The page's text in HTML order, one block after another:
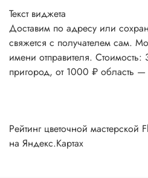
Текст виджета
Доставим по адресу или
свяжется с получателем сам.
имени отправителя.
пригород, от 1000 ₽ область
Рейтинг цветочной мастерской
на Яндекс.Картах